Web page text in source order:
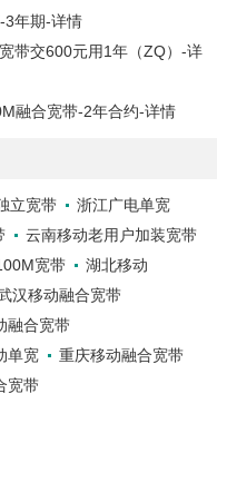
3年期-详情
带交600元用1年（ZQ）-详
融合宽带-2年合约-详情
立宽带
浙江广电单宽
云南移动老用户加装宽带
宽带
湖北移动
汉移动融合宽带
融合宽带
单宽
重庆移动融合宽带
宽带